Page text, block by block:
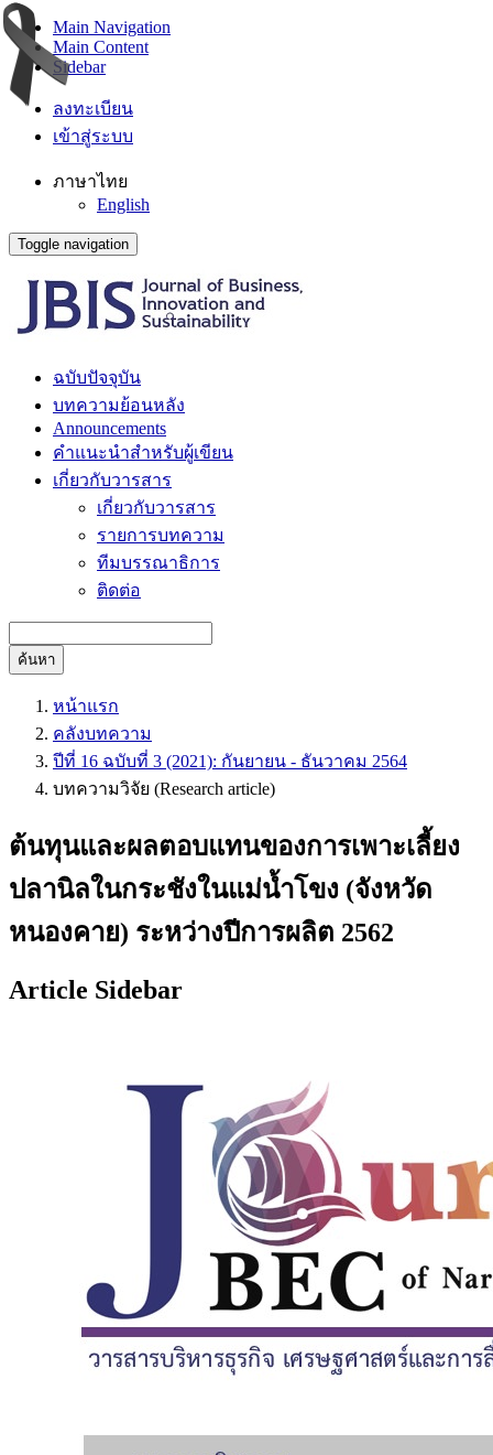
Main Navigation
Main Content
Sidebar
ลงทะเบียน
เข้าสู่ระบบ
ภาษาไทย
English
Toggle navigation
ฉบับปัจจุบัน
บทความย้อนหลัง
Announcements
คำแนะนำสำหรับผู้เขียน
เกี่ยวกับวารสาร
เกี่ยวกับวารสาร
รายการบทความ
ทีมบรรณาธิการ
ติดต่อ
ค้นหา
หน้าแรก
คลังบทความ
ปีที่ 16 ฉบับที่ 3 (2021): กันยายน - ธันวาคม 2564
บทความวิจัย (Research article)
ต้นทุนและผลตอบแทนของการเพาะเลี้ยง
ปลานิลในกระชังในแม่น้ำโขง (จังหวัด
หนองคาย) ระหว่างปีการผลิต 2562
Article Sidebar